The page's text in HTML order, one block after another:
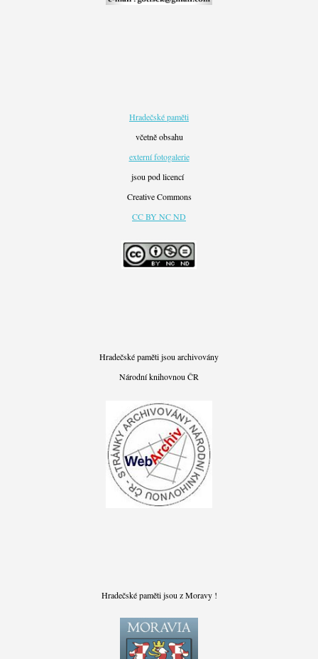
Hradečské paměti
včetně obsahu
externí fotogalerie
jsou pod licencí
Creative Commons
CC BY NC ND
Hradečské paměti jsou archivovány
Národní knihovnou ČR
Hradečské paměti jsou z Moravy !